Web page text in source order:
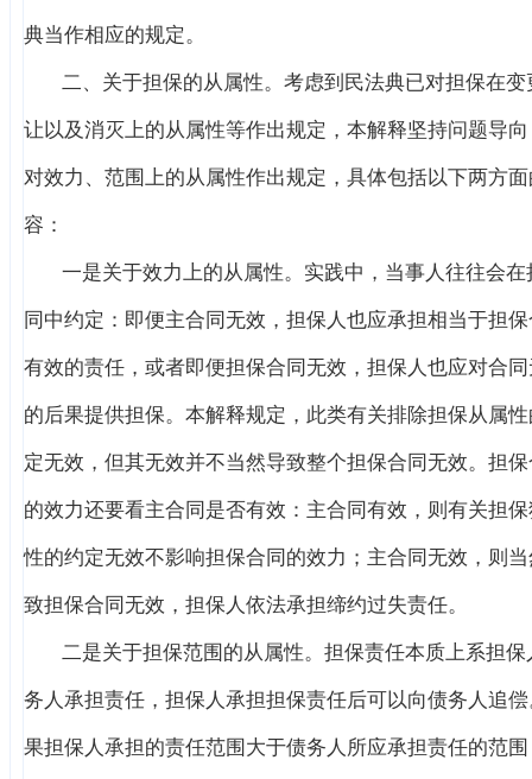
典当作相应的规定。
二、关于担保的从属性。考虑到民法典已对担保在变
让以及消灭上的从属性等作出规定，本解释坚持问题导
对效力、范围上的从属性作出规定，具体包括以下两方
容：
一是关于效力上的从属性。实践中，当事人往往会在
同中约定：即便主合同无效，担保人也应承担相当于担
有效的责任，或者即便担保合同无效，担保人也应对合
的后果提供担保。本解释规定，此类有关排除担保从属
定无效，但其无效并不当然导致整个担保合同无效。担
的效力还要看主合同是否有效：主合同有效，则有关担
性的约定无效不影响担保合同的效力；主合同无效，则
致担保合同无效，担保人依法承担缔约过失责任。
二是关于担保范围的从属性。担保责任本质上系担保
务人承担责任，担保人承担担保责任后可以向债务人追
果担保人承担的责任范围大于债务人所应承担责任的范